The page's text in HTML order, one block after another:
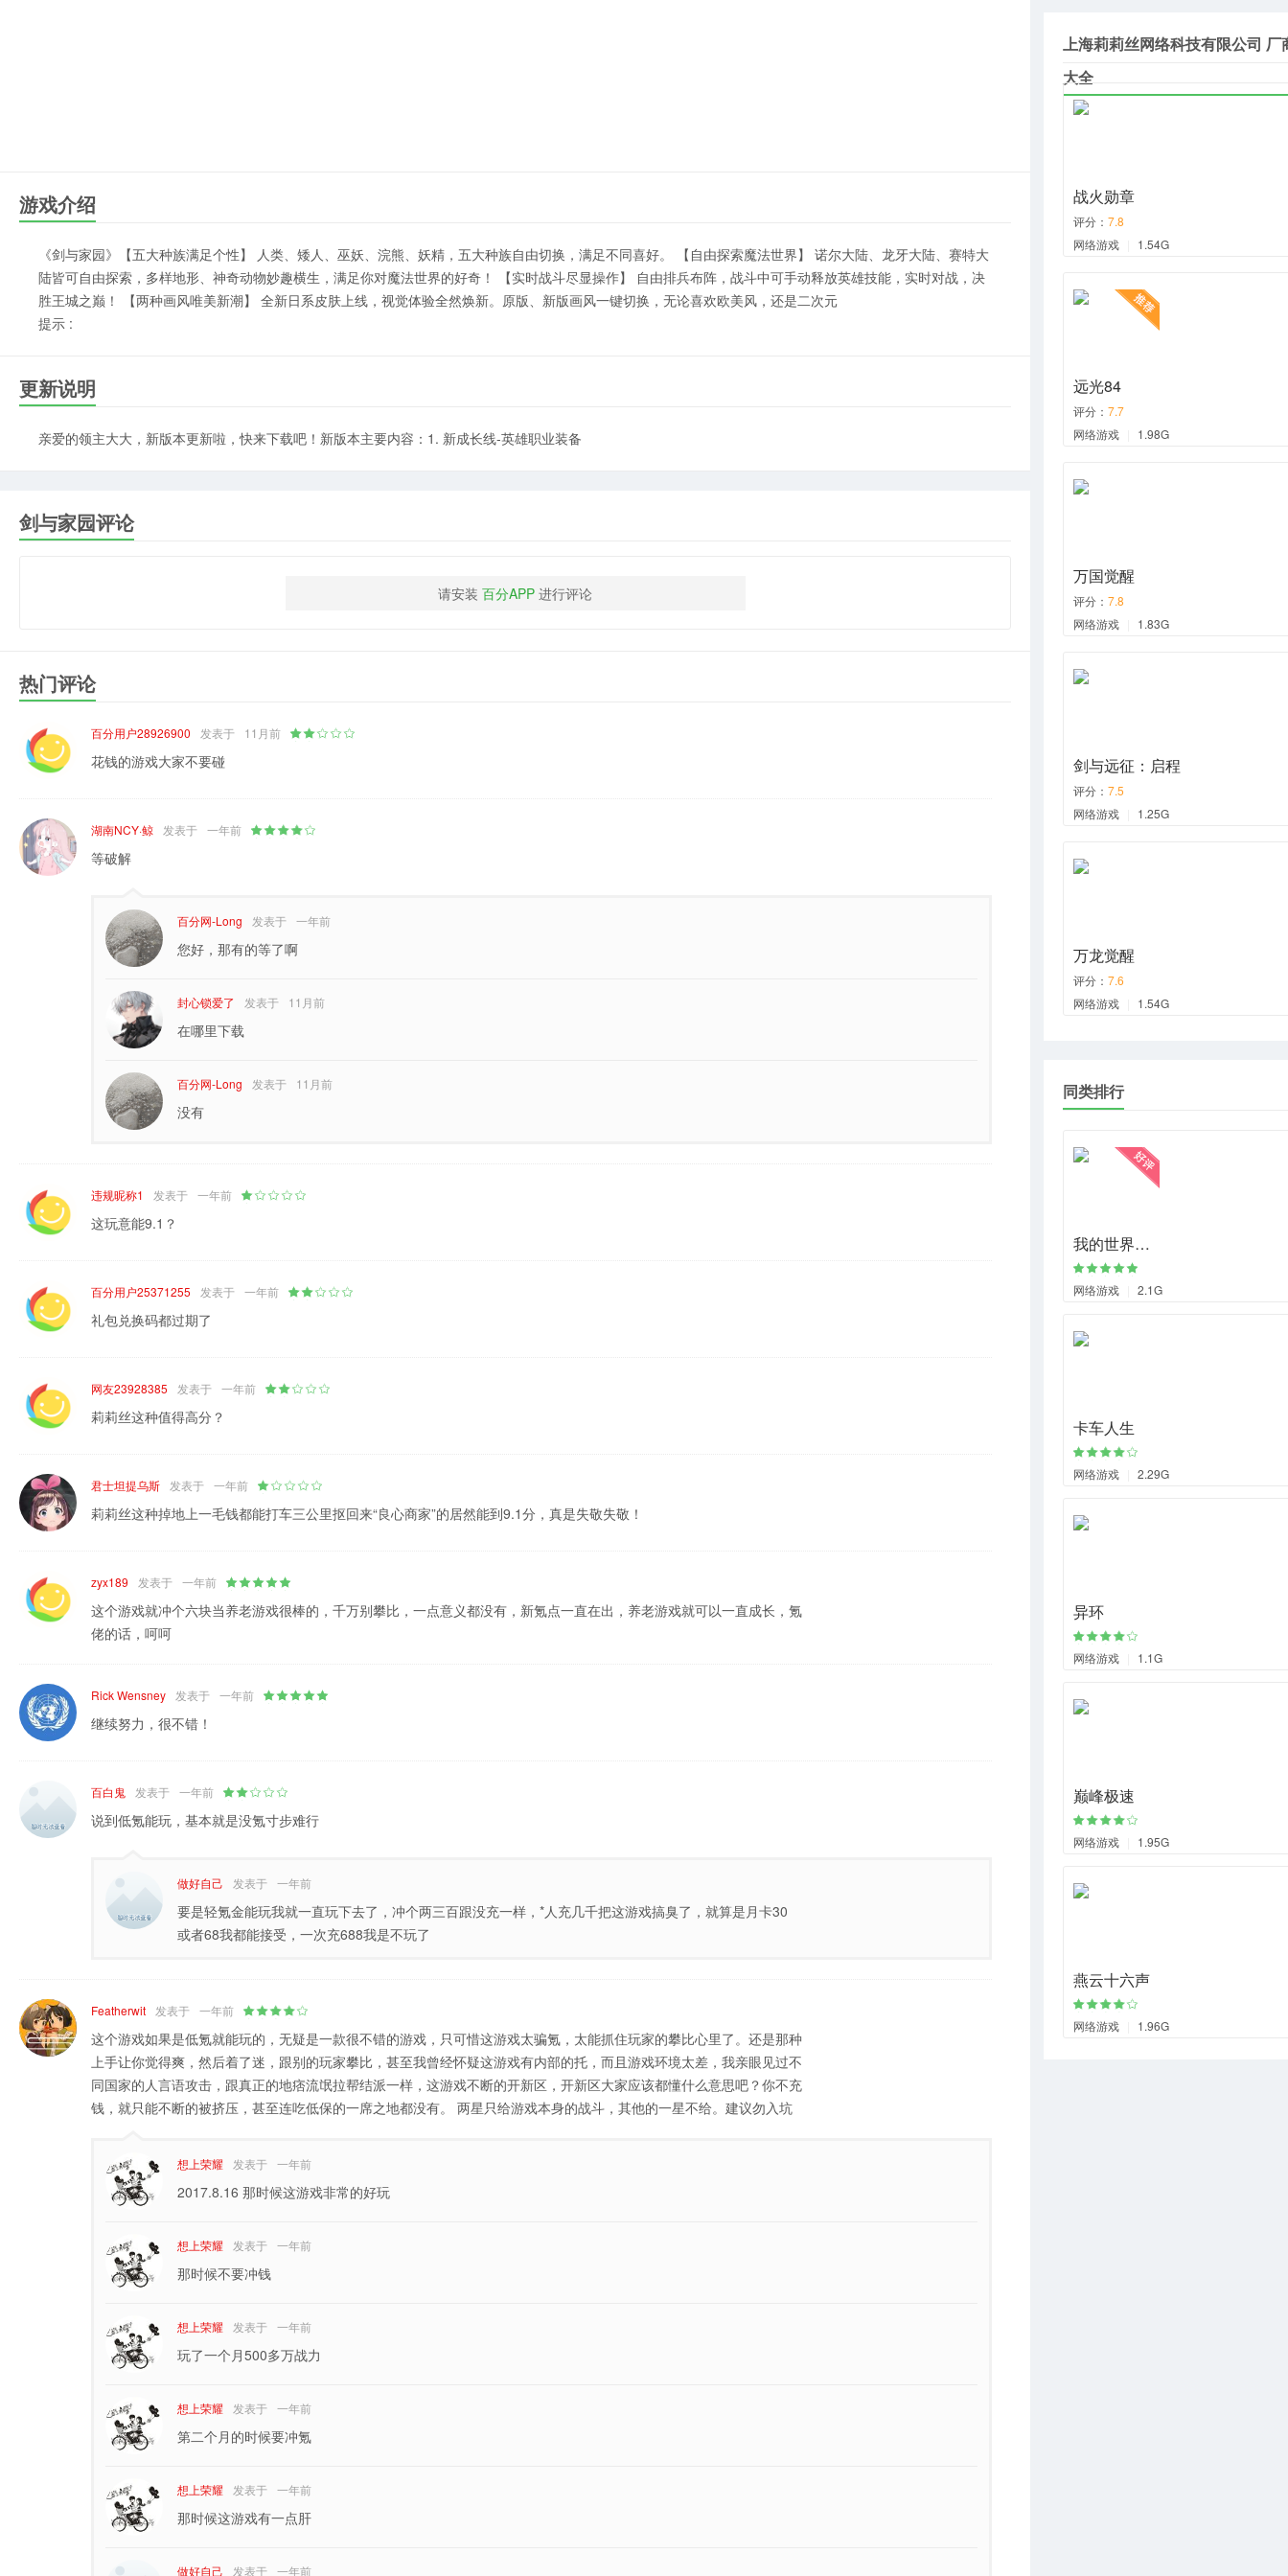
游戏介绍
《剑与家园》【五大种族满足个性】 人类、矮人、巫妖、浣熊、妖精，五大种族自由切换，满足不同喜好。 【自由探索魔法世界】 诺尔大陆、龙牙大陆、赛特大
陆皆可自由探索，多样地形、神奇动物妙趣横生，满足你对魔法世界的好奇！ 【实时战斗尽显操作】 自由排兵布阵，战斗中可手动释放英雄技能，实时对战，决
胜王城之巅！ 【两种画风唯美新潮】 全新日系皮肤上线，视觉体验全然焕新。原版、新版画风一键切换，无论喜欢欧美风，还是二次元
提示 :
更新说明
亲爱的领主大大，新版本更新啦，快来下载吧！新版本主要内容：1. 新成长线-英雄职业装备
剑与家园评论
请安装 百分APP 进行评论
热门评论
百分用户28926900 发表于 11月前
花钱的游戏大家不要碰
湖南NCY·鲸 发表于 一年前
等破解
百分网-Long 发表于 一年前
您好，那有的等了啊
封心锁爱了 发表于 11月前
在哪里下载
百分网-Long 发表于 11月前
没有
违规昵称1 发表于 一年前
这玩意能9.1？
百分用户25371255 发表于 一年前
礼包兑换码都过期了
网友23928385 发表于 一年前
莉莉丝这种值得高分？
君士坦提乌斯 发表于 一年前
莉莉丝这种掉地上一毛钱都能打车三公里抠回来“良心商家”的居然能到9.1分，真是失敬失敬！
zyx189 发表于 一年前
这个游戏就冲个六块当养老游戏很棒的，千万别攀比，一点意义都没有，新氪点一直在出，养老游戏就可以一直成长，氪
佬的话，呵呵
Rick Wensney 发表于 一年前
继续努力，很不错！
百白鬼 发表于 一年前
说到低氪能玩，基本就是没氪寸步难行
做好自己 发表于 一年前
要是轻氪金能玩我就一直玩下去了，冲个两三百跟没充一样，*人充几千把这游戏搞臭了，就算是月卡30
或者68我都能接受，一次充688我是不玩了
Featherwit 发表于 一年前
这个游戏如果是低氪就能玩的，无疑是一款很不错的游戏，只可惜这游戏太骗氪，太能抓住玩家的攀比心里了。还是那种
上手让你觉得爽，然后着了迷，跟别的玩家攀比，甚至我曾经怀疑这游戏有内部的托，而且游戏环境太差，我亲眼见过不
同国家的人言语攻击，跟真正的地痞流氓拉帮结派一样，这游戏不断的开新区，开新区大家应该都懂什么意思吧？你不充
钱，就只能不断的被挤压，甚至连吃低保的一席之地都没有。 两星只给游戏本身的战斗，其他的一星不给。建议勿入坑
想上荣耀 发表于 一年前
2017.8.16 那时候这游戏非常的好玩
想上荣耀 发表于 一年前
那时候不要冲钱
想上荣耀 发表于 一年前
玩了一个月500多万战力
想上荣耀 发表于 一年前
第二个月的时候要冲氪
想上荣耀 发表于 一年前
那时候这游戏有一点肝
做好自己 发表于 一年前
上海莉莉丝网络科技有限公司 厂
大全
战火勋章
评分： 7.8
网络游戏
1.54G
远光84
评分： 7.7
网络游戏
1.98G
万国觉醒
评分： 7.8
网络游戏
1.83G
剑与远征：启程
评分： 7.5
网络游戏
1.25G
万龙觉醒
评分： 7.6
网络游戏
1.54G
同类排行
我的世界…
网络游戏 2.1G
卡车人生
网络游戏 2.29G
异环
网络游戏 1.1G
巅峰极速
网络游戏 1.95G
燕云十六声
网络游戏 1.96G